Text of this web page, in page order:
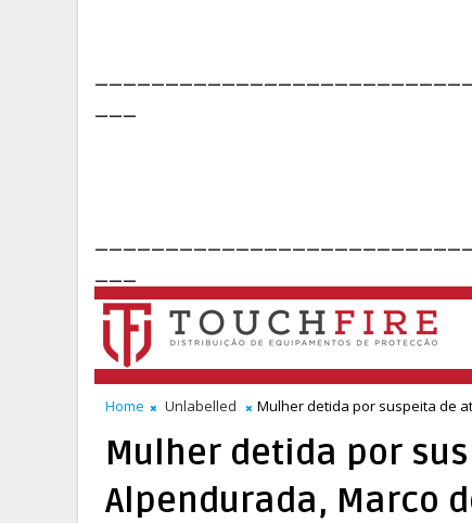
Home Unlabelled Mulher detida por suspeita de
Mulher detida por
Alpendurada, Marco